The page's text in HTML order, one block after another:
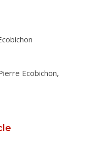
Ecobichon,